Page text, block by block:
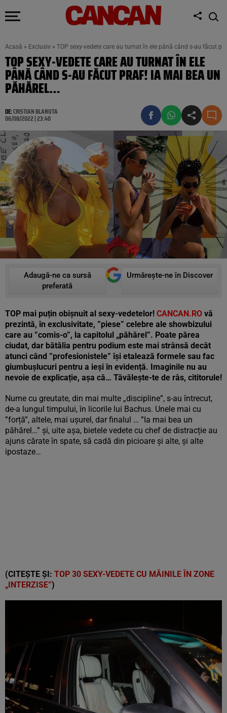
Acasă » Exclusiv » TOP sexy-vedete care au turnat în ele până când s-au făcut
TOP SEXY-VEDETE CARE AU TURNAT ÎN ELE
PÂNĂ CÂND S-AU FĂCUT PRAF! IA MAI BEA UN
PĂHĂREL…
DE:CRISTIAN BLANUTA
06/08/2022 | 23:40
Adaugă-ne ca sursă
preferată
Urmărește-ne în Discover
TOP mai puțin obișnuit al sexy-vedetelor! CANCAN.RO vă
prezintă, în exclusivitate, ”piese” celebre ale showbizului
care au ”comis-o”, la capitolul „păhărel”. Poate părea
ciudat, dar bătălia pentru podium este mai strânsă decât
atunci când ”profesionistele” își etalează formele sau fac
giumbușlucuri pentru a ieși în evidență. Imaginile nu au
nevoie de explicație, așa că… Tăvălește-te de râs, cititorule!
Nume cu greutate, din mai multe „discipline”, s-au întrecut,
de-a lungul timpului, în licorile lui Bachus. Unele mai cu
”forță”, altele, mai ușurel, dar finalul … ”Ia mai bea un
păhărel…” și, uite așa, bietele vedete cu chef de distracție au
ajuns cărate în spate, să cadă din picioare și alte, și alte
ipostaze…
(CITEȘTE ȘI: TOP 30 SEXY-VEDETE CU MÂINILE ÎN ZONE
„INTERZISE”)